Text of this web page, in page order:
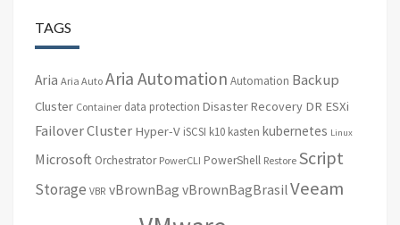
TAGS
Aria Aria Auto Aria Automation Automation Backup
Cluster Container data protection Disaster Recovery DR ESXi
Failover Cluster Hyper-V iSCSI k10 kasten kubernetes Linux
Microsoft Orchestrator PowerCLI PowerShell Restore Script
Storage VBR vBrownBag vBrownBagBrasilVeeam